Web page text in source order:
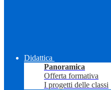
Didattica
Panoramica
Offerta formativa
I progetti delle classi